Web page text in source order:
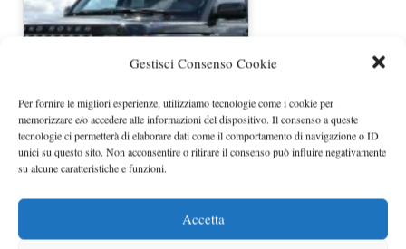
Gestisci Consenso Cookie
Per fornire le migliori esperienze, utilizziamo tecnologie come i cookie per
memorizzare e/o accedere alle informazioni del dispositivo. Il consenso a queste
tecnologie ci permetterà di elaborare dati come il comportamento di navigazione o ID
unici su questo sito. Non acconsentire o ritirare il consenso può influire negativamente
su alcune caratteristiche e funzioni.
Accetta
Land Rover Discovery 4 restyling
2013